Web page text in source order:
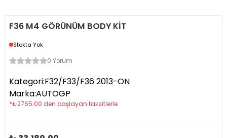
F36 M4 GÖRÜNÜM BODY KİT
Stokta Yok
0 Yorum
Kategori:F32/F33/F36 2013-ON
Marka:AUTOGP
*₺2765.00 den başlayan taksitlerle